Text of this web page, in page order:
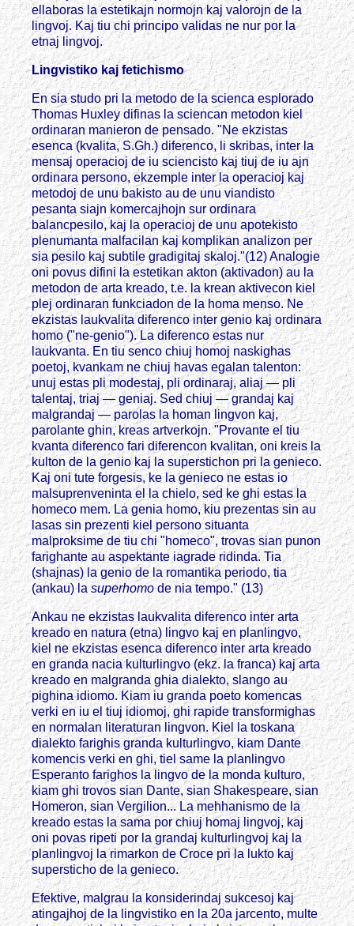
ellaboras la estetikajn normojn kaj valorojn de la
lingvoj. Kaj tiu chi principo validas ne nur por la
etnaj lingvoj.
Lingvistiko kaj fetichismo
En sia studo pri la metodo de la scienca esplorado
Thomas Huxley difinas la sciencan metodon kiel
ordinaran manieron de pensado. "Ne ekzistas
esenca (kvalita, S.Gh.) diferenco, li skribas, inter la
mensaj operacioj de iu sciencisto kaj tiuj de iu ajn
ordinara persono, ekzemple inter la operacioj kaj
metodoj de unu bakisto au de unu viandisto
pesanta siajn komercajhojn sur ordinara
balancpesilo, kaj la operacioj de unu apotekisto
plenumanta malfacilan kaj komplikan analizon per
sia pesilo kaj subtile gradigitaj skaloj."(12) Analogie
oni povus difini la estetikan akton (aktivadon) au la
metodon de arta kreado, t.e. la krean aktivecon kiel
plej ordinaran funkciadon de la homa menso. Ne
ekzistas laukvalita diferenco inter genio kaj ordinara
homo ("ne-genio"). La diferenco estas nur
laukvanta. En tiu senco chiuj homoj naskighas
poetoj, kvankam ne chiuj havas egalan talenton:
unuj estas pli modestaj, pli ordinaraj, aliaj — pli
talentaj, triaj — geniaj. Sed chiuj — grandaj kaj
malgrandaj — parolas la homan lingvon kaj,
parolante ghin, kreas artverkojn. "Provante el tiu
kvanta diferenco fari diferencon kvalitan, oni kreis la
kulton de la genio kaj la superstichon pri la genieco.
Kaj oni tute forgesis, ke la genieco ne estas io
malsuprenveninta el la chielo, sed ke ghi estas la
homeco mem. La genia homo, kiu prezentas sin au
lasas sin prezenti kiel persono situanta
malproksime de tiu chi "homeco", trovas sian punon
farighante au aspektante iagrade ridinda. Tia
(shajnas) la genio de la romantika periodo, tia
(ankau) la superhomode nia tempo." (13)
Ankau ne ekzistas laukvalita diferenco inter arta
kreado en natura (etna) lingvo kaj en planlingvo,
kiel ne ekzistas esenca diferenco inter arta kreado
en granda nacia kulturlingvo (ekz. la franca) kaj arta
kreado en malgranda ghia dialekto, slango au
pighina idiomo. Kiam iu granda poeto komencas
verki en iu el tiuj idiomoj, ghi rapide transformighas
en normalan literaturan lingvon. Kiel la toskana
dialekto farighis granda kulturlingvo, kiam Dante
komencis verki en ghi, tiel same la planlingvo
Esperanto farighos la lingvo de la monda kulturo,
kiam ghi trovos sian Dante, sian Shakespeare, sian
Homeron, sian Vergilion... La mehhanismo de la
kreado estas la sama por chiuj homaj lingvoj, kaj
oni povas ripeti por la grandaj kulturlingvoj kaj la
planlingvoj la rimarkon de Croce pri la lukto kaj
supersticho de la genieco.
Efektive, malgrau la konsiderindaj sukcesoj kaj
atingajhoj de la lingvistiko en la 20a jarcento, multe